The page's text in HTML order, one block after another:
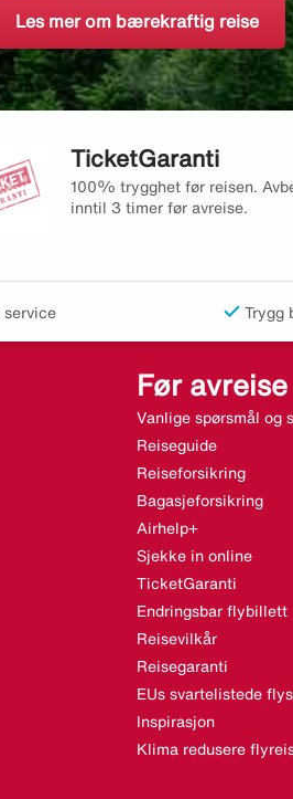
Les mer om bærekraftig reise
TicketGaranti
100% trygghet før reisen.
inntil 3 timer før avreise.
service Trygg
Før avreise
Vanlige spørsmål og
Reiseguide
Reiseforsikring
Bagasjeforsikring
Airhelp+
Sjekke in online
TicketGaranti
Endringsbar flybillett
Reisevilkår
Reisegaranti
EUs svartelistede
Inspirasjon
Klima redusere